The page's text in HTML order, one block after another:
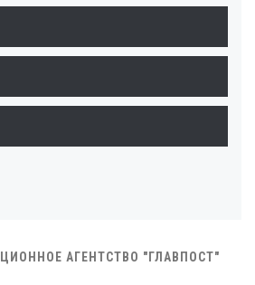
АГЕНТСТВО "ГЛАВПОСТ"